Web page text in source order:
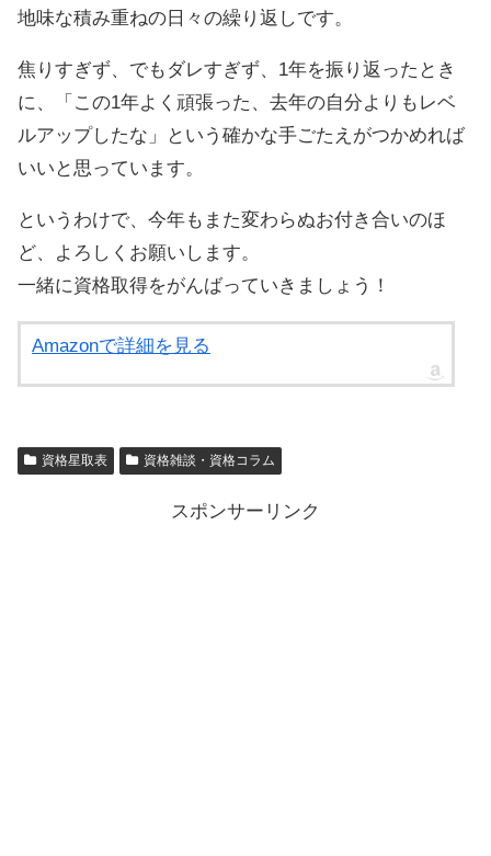
地味な積み重ねの日々の繰り返しです。
焦りすぎず、でもダレすぎず、1年を振り返ったとき
に、「この1年よく頑張った、去年の自分よりもレベ
ルアップしたな」という確かな手ごたえがつかめれば
いいと思っています。
というわけで、今年もまた変わらぬお付き合いのほ
ど、よろしくお願いします。
一緒に資格取得をがんばっていきましょう！
Amazonで詳細を見る
資格星取表 資格雑談・資格コラム
スポンサーリンク